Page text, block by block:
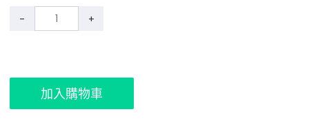
- +
加入購物車